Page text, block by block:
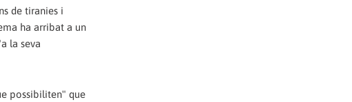
de tiranies i
ha arribat a un
la seva
possibiliten" que